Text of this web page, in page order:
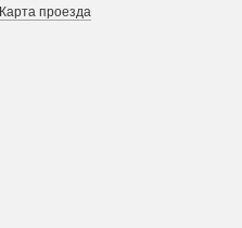
Карта проезда